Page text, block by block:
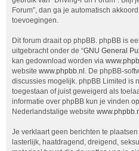
Forum”, dan ga je automatisch
toevoegingen.
Dit forum draait op phpBB. phpBB is
uitgebracht onder de “GNU General
kan gedownload worden via
website www.phpbb.nl . De phpBB-
discussies mogelijk. phpBB Limited is
toegestaan of juist geweigerd als
informatie over phpBB kun je vinden op
Nederlandstalige website
Je verklaart geen berichten te
lasterlijk, haatdragend, dreigend,